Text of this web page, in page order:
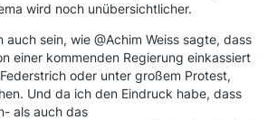
wird noch unübersichtlicher.
auch sein, wie @Achim Weiss sagte, dass
einer kommenden Regierung einkassiert
oder unter großem Protest,
Und da ich den Eindruck habe, dass
als auch das